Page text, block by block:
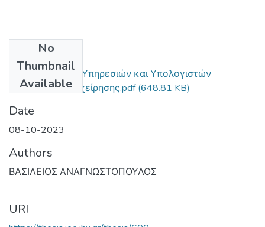
No
Thumbnail
Available
Εικονικοποίηση Υπηρεσιών και Υπολογιστών
Ιδρύματος ή Επιχείρησης.pdf(648.81 KB)
Date
08-10-2023
Authors
ΒΑΣΙΛΕΙΟΣ ΑΝΑΓΝΩΣΤΟΠΟΥΛΟΣ
URI